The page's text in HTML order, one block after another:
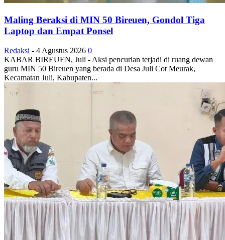
Maling Beraksi di MIN 50 Bireuen, Gondol Tiga
Laptop dan Empat Ponsel
Redaksi - 4 Agustus 2026 0
KABAR BIREUEN, Juli - Aksi pencurian terjadi di ruang dewan
guru MIN 50 Bireuen yang berada di Desa Juli Cot Meurak,
Kecamatan Juli, Kabupaten...